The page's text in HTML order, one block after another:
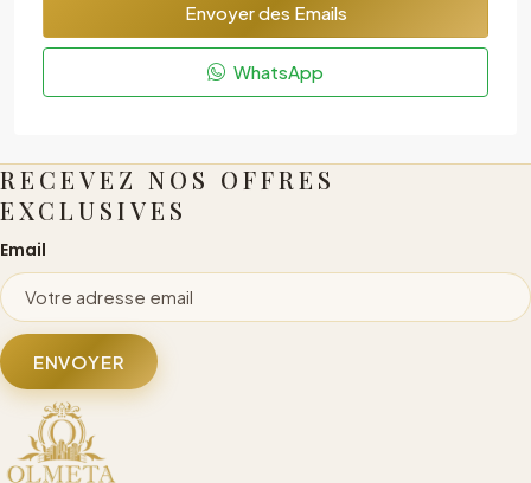
Envoyer des Emails
WhatsApp
RECEVEZ NOS OFFRES
EXCLUSIVES
Email
ENVOYER